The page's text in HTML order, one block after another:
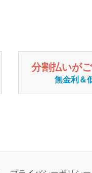
分割払いが
無金利＆